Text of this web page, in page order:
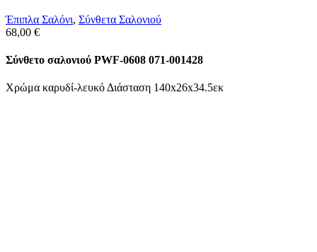
Έπιπλα Σαλόνι, Σύνθετα Σαλονιού
68,00 €
Σύνθετο σαλονιού PWF-0608 071-001428
Χρώμα καρυδί-λευκό Διάσταση 140x26x34.5εκ